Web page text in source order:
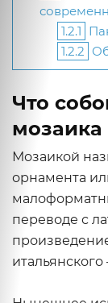
1.2.1
1.2.2
Что
мозаика
Мозаикой
орнамента
переводе с